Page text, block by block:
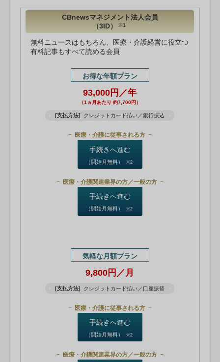
CBnewsマネジメント法人会員
（3ID）
※1
無料ニュースはもちろん、医療・介護経営に役立つ
有料記事もすべて読める会員
お得な年額プラン
93,000円／年
（1ヵ月あたり 約7,700円）
[支払方法] クレジットカード払い／銀行振込
医療・介護に従事される方
手続きへ進む
（開始月無料） ※2
医療・介護関連業界の方／一般の方
手続きへ進む
（開始月無料） ※2
気軽な月額プラン
9,800円／月
[支払方法] クレジットカード払い／口座振替
医療・介護に従事される方
手続きへ進む
（開始月無料） ※2
医療・介護関連業界の方／一般の方